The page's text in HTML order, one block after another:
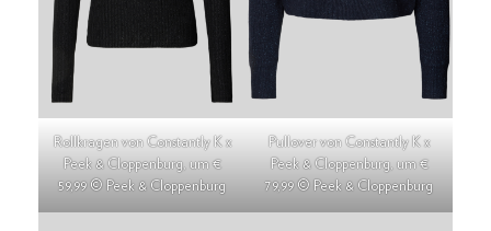
Rollkragen von Constantly K x
Peek & Cloppenburg, um €
59,99 © Peek & Cloppenburg
Pullover von Constantly K x
Peek & Cloppenburg, um €
79,99 © Peek & Cloppenburg